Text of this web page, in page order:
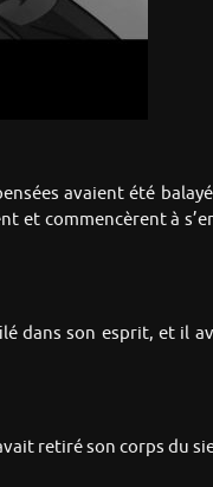
avaient été
et commencèrent à
dans son esprit, et il
retiré son corps du